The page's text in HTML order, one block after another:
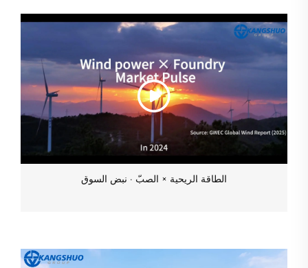
الطاقة الريحية × الصبّ · نبض السوق